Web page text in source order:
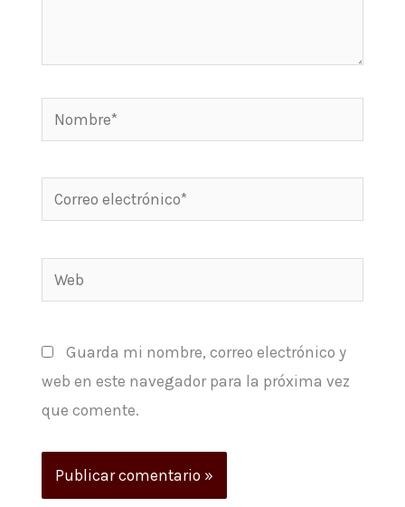
Nombre*
Correo
electrónico*
Web
Guarda mi nombre, correo electrónico y
web en este navegador para la próxima vez
que comente.